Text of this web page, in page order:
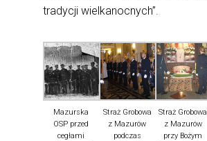
tradycji wielkanocnych”.
Mazurska
OSP przed
cegłami
Straż Grobowa
z Mazurów
podczas
Straż Grobowa
z Mazurów
przy Bożym